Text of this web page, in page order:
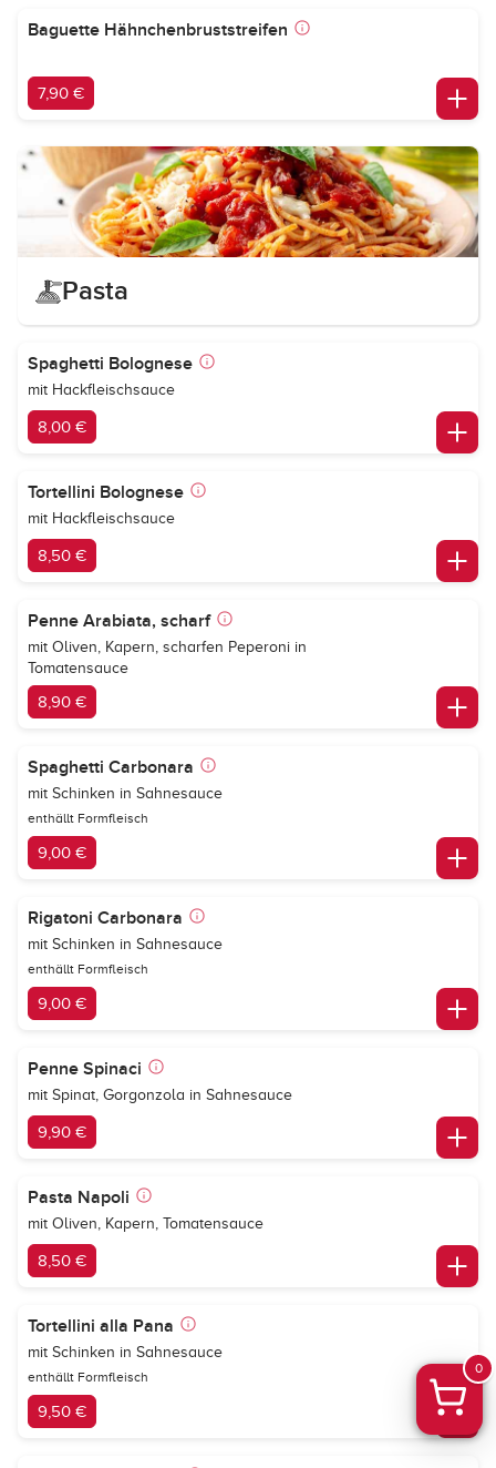
Baguette Hähnchenbruststreifen
7,90 €
Pasta
Spaghetti Bolognese
mit Hackfleischsauce
8,00 €
Tortellini Bolognese
mit Hackfleischsauce
8,50 €
Penne Arabiata, scharf
mit Oliven, Kapern, scharfen Peperoni in
Tomatensauce
8,90 €
Spaghetti Carbonara
mit Schinken in Sahnesauce
enthällt Formfleisch
9,00 €
Rigatoni Carbonara
mit Schinken in Sahnesauce
enthällt Formfleisch
9,00 €
Penne Spinaci
mit Spinat, Gorgonzola in Sahnesauce
9,90 €
Pasta Napoli
mit Oliven, Kapern, Tomatensauce
8,50 €
Tortellini alla Pana
mit Schinken in Sahnesauce
enthällt Formfleisch
9,50 €
0